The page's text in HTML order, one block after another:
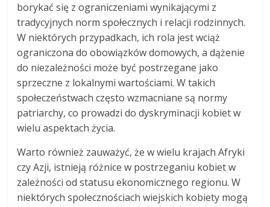
borykać się z ograniczeniami wynikającymi z
tradycyjnych norm społecznych i relacji rodzinnych.
W niektórych przypadkach, ich rola jest wciąż
ograniczona do obowiązków domowych, a dążenie
do niezależności może być postrzegane jako
sprzeczne z lokalnymi wartościami. W takich
społeczeństwach często wzmacniane są normy
patriarchy, co prowadzi do dyskryminacji kobiet w
wielu aspektach życia.
Warto również zauważyć, że w wielu krajach Afryki
czy Azji, istnieją różnice w postrzeganiu kobiet w
zależności od statusu ekonomicznego regionu. W
niektórych społecznościach wiejskich kobiety mogą